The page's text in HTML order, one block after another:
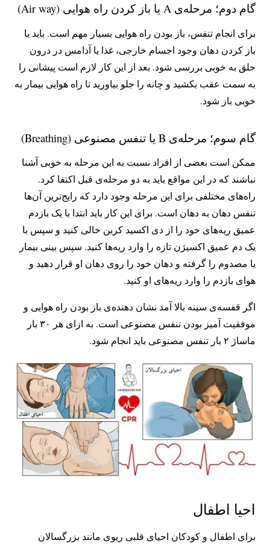
گام دوم؛ مرحله‌ی A یا باز کردن راه هوایی (Air way)
برای انجام تنفس، باز بودن راه هوایی بسیار مهم است. باید با
باز کردن دهان وجود اجسام خارجی، غذا یا آدامس در درون
حلق به خوبی بررسی شود. بعد از این کار لازم است پیشانی را
به سمت عقب بکشید و چانه را جلو بیاورید تا راه هوایی بیمار به
خوبی باز شود.
گام سوم؛ مرحله‌ی B یا تنفس مصنوعی (Breathing)
ممکن است بعضی از افراد نسبت به این مرحله به خوبی آشنا
نباشند که در این مواقع باید به دو مرحله‌ی قبل اکتفا کرد.
راه‌های مختلفی برای این مرحله وجود دارد که رایج‌ترین آن‌ها
تنفس دهان به دهان است. برای این کار باید ابتدا با یک بازدم
عمیق ریه‌های خود را از دی اکسید کربن خالی کنید و سپس با
یک دم عمیق اکسیژن تازه را وارد ریه‌ها کنید. سپس بینی بیمار
یا مصدوم را گرفته و دهان خود را روی دهان او قرار دهید و
هوای بازدم را وارد ریه‌های او کنید.
اگر قفسه‌ی سینه بالا آمد نشان دهنده‌ی باز بودن راه هوایی و
موفقیت آمیز بودن تنفس مصنوعی است. به ازای هر ۳۰ بار
ماساژ ۲ بار تنفس مصنوعی باید انجام شود.
احیا اطفال
برای اطفال و کودکان احیای قلبی ریوی مانند بزرگسالان